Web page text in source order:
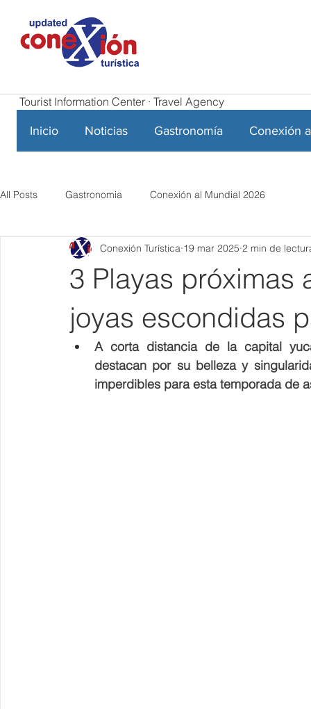
Tourist Information Center · Travel Agency
Inicio Noticias Gastronomía Conexión
All Posts Gastronomia Conexión al Mundial 2026
3 Playas próximas
joyas escondidas
Conexión Turística 19 mar 2025 2 min de
A corta distancia de la capital
destacan por su belleza y
imperdibles para esta temporada de